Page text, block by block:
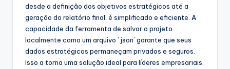
desde a definição dos objetivos estratégicos até a
geração do relatório final, é simplificado e eficiente. A
capacidade da ferramenta de salvar o projeto
localmente como um arquivo `.json` garante que seus
dados estratégicos permaneçam privados e seguros.
Isso a torna uma solução ideal para líderes empresariais,